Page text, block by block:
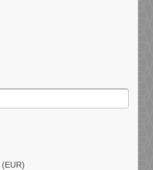
(EUR)